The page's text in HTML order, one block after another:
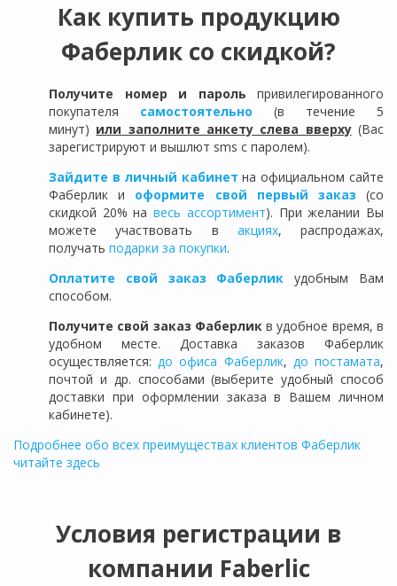
Как купить продукцию
Фаберлик со скидкой?
Получите номер и пароль привилегированного
покупателя самостоятельно (в течение 5
минут) или заполните анкету слева вверху(Вас
зарегистрируют и вышлют sms с паролем).
Зайдите в личный кабинет на официальном сайте
Фаберлик и оформите свой первый заказ (со
скидкой 20% навесь ассортимент). При желании Вы
можете участвовать в акциях, распродажах,
получать подарки за покупки.
Оплатите свой заказ Фаберлик удобным Вам
способом.
Получите свой заказ Фаберликв удобное время, в
удобном месте. Доставка заказов Фаберлик
осуществляется:до офиса Фаберлик, до постамата,
почтой и др. способами (выберите удобный способ
доставки при оформлении заказа в Вашем личном
кабинете).
Подробнее обо всех преимуществах клиентов Фаберлик
читайте здесь
Условия регистрации в
компании Faberlic